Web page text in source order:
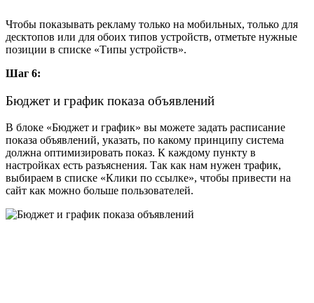
Чтобы показывать рекламу только на мобильных, только для
десктопов или для обоих типов устройств, отметьте нужные
позиции в списке «Типы устройств».
Шаг 6:
Бюджет и график показа объявлений
В блоке «Бюджет и график» вы можете задать расписание
показа объявлений, указать, по какому принципу система
должна оптимизировать показ. К каждому пункту в
настройках есть разъяснения. Так как нам нужен трафик,
выбираем в списке «Клики по ссылке», чтобы привести на
сайт как можно больше пользователей.